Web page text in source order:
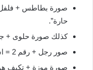
صورة بطاطس + فلفل
حارة”.
كذلك صورة حلوى +
صور رجل + رقم 2 = اسم الأكلة “منتو”.
صورة موزة + تكيف